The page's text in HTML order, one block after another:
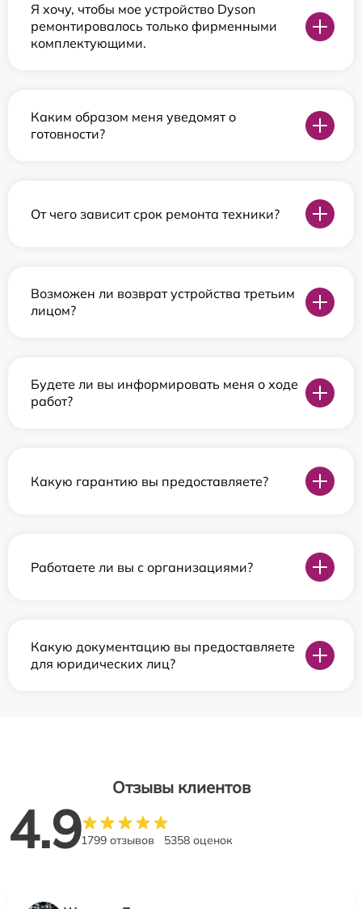
Я хочу, чтобы мое устройство Dyson
ремонтировалось только фирменными
комплектующими.
Каким образом меня уведомят о
готовности?
От чего зависит срок ремонта техники?
Возможен ли возврат устройства третьим
лицом?
Будете ли вы информировать меня о ходе
работ?
Какую гарантию вы предоставляете?
Работаете ли вы с организациями?
Какую документацию вы предоставляете
для юридических лиц?
Отзывы клиентов
4.91799 отзывов 5358 оценок